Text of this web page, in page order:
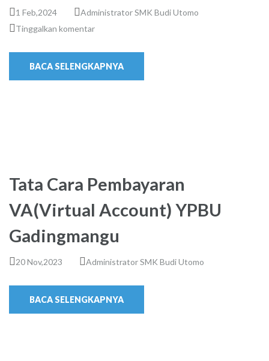
1 Feb,2024
Administrator SMK Budi Utomo
Tinggalkan komentar
BACA SELENGKAPNYA
Tata Cara Pembayaran
VA(Virtual Account) YPBU
Gadingmangu
20 Nov,2023 Administrator SMK Budi Utomo
BACA SELENGKAPNYA